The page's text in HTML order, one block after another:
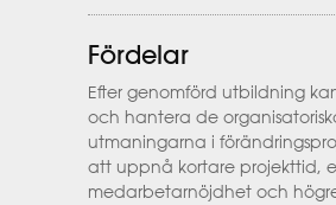
Fördelar
Efter genomförd utbildning
och hantera de
utmaningarna i
att uppnå kortare projekttid,
medarbetarnöjdhet och